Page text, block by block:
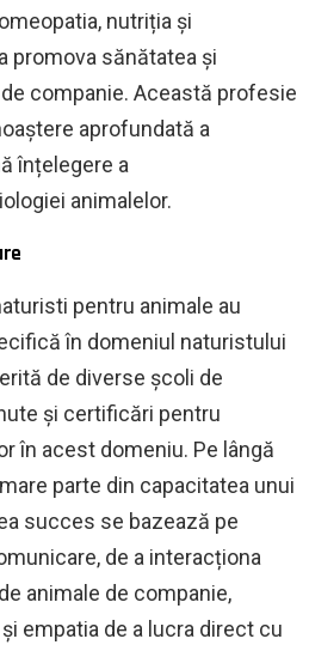
nutriția și
promova sănătatea și
companie. Această profesie
aprofundată a
înțelegere a
animalelor.
pentru animale au
în domeniul naturistului
de diverse școli de
și certificări pentru
în acest domeniu. Pe lângă
parte din capacitatea unui
succes se bazează pe
de a interacționa
animale de companie,
empatia de a lucra direct cu